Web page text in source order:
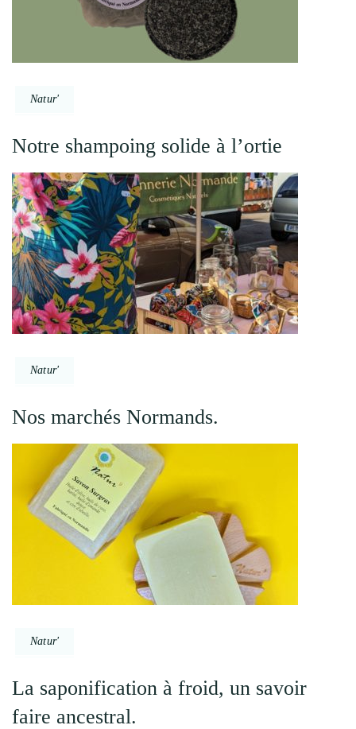
Natur'
Notre shampoing solide à l’ortie
Natur'
Nos marchés Normands.
Natur'
La saponification à froid, un savoir
faire ancestral.